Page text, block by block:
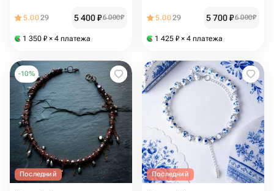
5.0029 5 400₽6 000₽
1 350 ₽ × 4 платежа
5.0029 5 700₽6 000₽
1 425 ₽ × 4 платежа
-10%
Последний Последний